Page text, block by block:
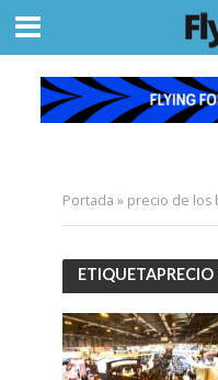
Portada » precio de los
ETIQUETAPRECIO